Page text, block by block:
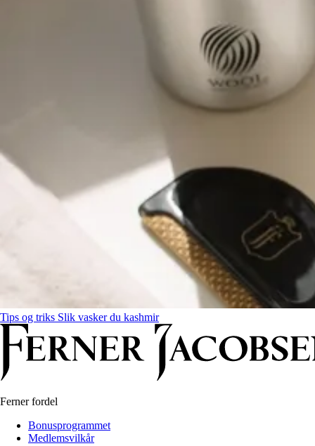
Tips og triks Slik vasker du kashmir
Ferner fordel
Bonusprogrammet
Medlemsvilkår